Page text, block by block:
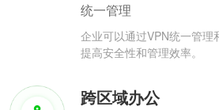
统一管理
企业可以通过VPN统一管理
提高安全性和管理效率。
跨区域办公